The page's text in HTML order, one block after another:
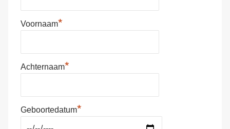
Voornaam*
Achternaam*
Geboortedatum*